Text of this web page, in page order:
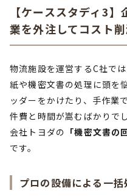
【ケーススタディ3
業を外注してコスト
物流施設を運営するC社で
紙や機密文書の処理に頭を
ッダーをかけたり、手作業
件費と時間が嵩むばかりで
会社トヨダの 「機密文書の
です。
プロの設備による一